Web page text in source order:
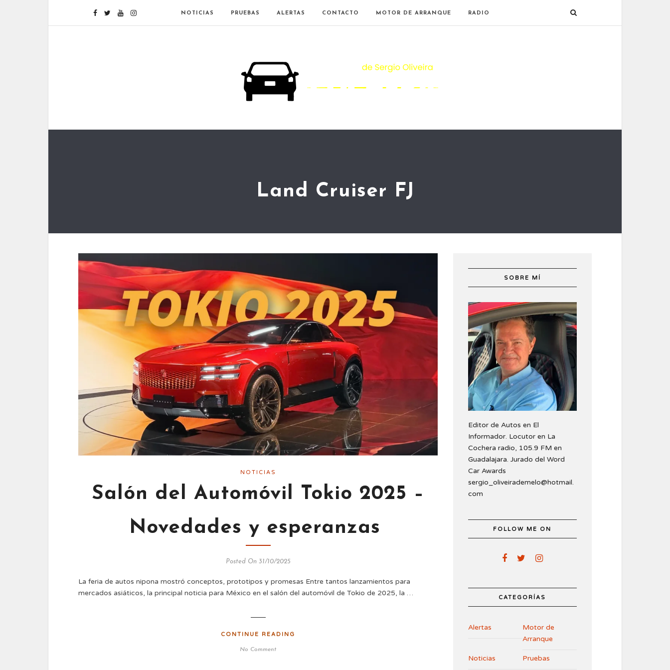
NOTICIAS PRUEBAS ALERTAS CONTACTO MOTOR DE ARRANQUE RADIO
Land Cruiser FJ
NOTICIAS
Salón del Automóvil Tokio 2025 –
Novedades y esperanzas
Posted On 31/10/2025
La feria de autos nipona mostró conceptos, prototipos y promesas Entre tantos lanzamientos para
mercados asiáticos, la principal noticia para México en el salón del automóvil de Tokio de 2025, la …
CONTINUE READING
No Comment
SOBRE MÍ
Editor de Autos en El
Informador. Locutor en La
Cochera radio, 105.9 FM en
Guadalajara. Jurado del Word
Car Awards
sergio_oliveirademelo@hotmail.
com
FOLLOW ME ON
CATEGORÍAS
Alertas
Motor de
Arranque
Noticias Pruebas